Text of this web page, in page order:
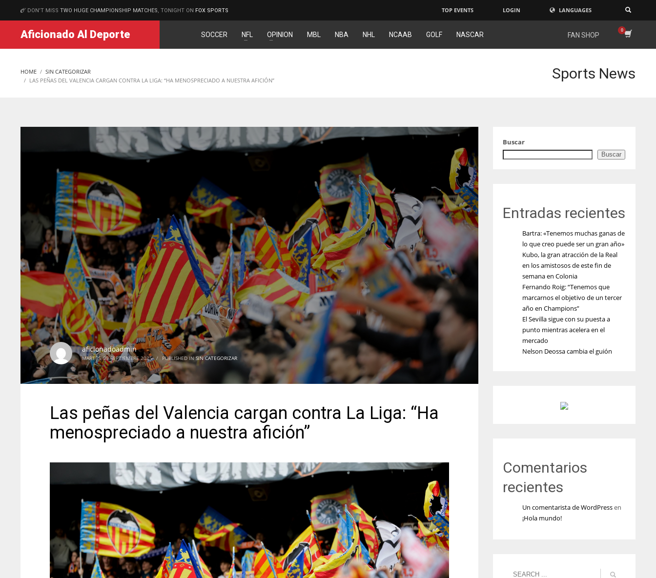
MATCHES
DON'T MISS TWO HUGE CHAMPIONSHIP MATCHES , TONIGHT ON FOX SPORTS TOP EVENTS LOGIN LANGUAGES
Aficionado Al Deporte SOCCER NFL OPINION MBL NBA NHL NCAAB GOLF NASCAR FAN SHOP
HOME
SIN CATEGORIZAR
LAS PEÑAS DEL VALENCIA CARGAN CONTRA LA LIGA: “HA MENOSPRECIADO A NUESTRA AFICIÓN”
Sports News
aficionadoadmin
MARTES, 09 SEPTIEMBRE 2025 / PUBLISHED INSIN CATEGORIZAR
Las peñas del Valencia cargan contra La Liga: “Ha
menospreciado a nuestra afición”
Buscar
Buscar
Entradas recientes
Bartra: «Tenemos muchas ganas de
lo que creo puede ser un gran año»
Kubo, la gran atracción de la Real
en los amistosos de este fin de
semana en Colonia
Fernando Roig: “Tenemos que
marcarnos el objetivo de un tercer
año en Champions”
El Sevilla sigue con su puesta a
punto mientras acelera en el
mercado
Nelson Deossa cambia el guión
Comentarios
recientes
Un comentarista de WordPressen
¡Hola mundo!